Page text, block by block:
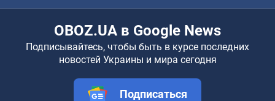
OBOZ.UA в Google News
Подписывайтесь, чтобы быть в курсе последних
новостей Украины и мира сегодня
Подписаться